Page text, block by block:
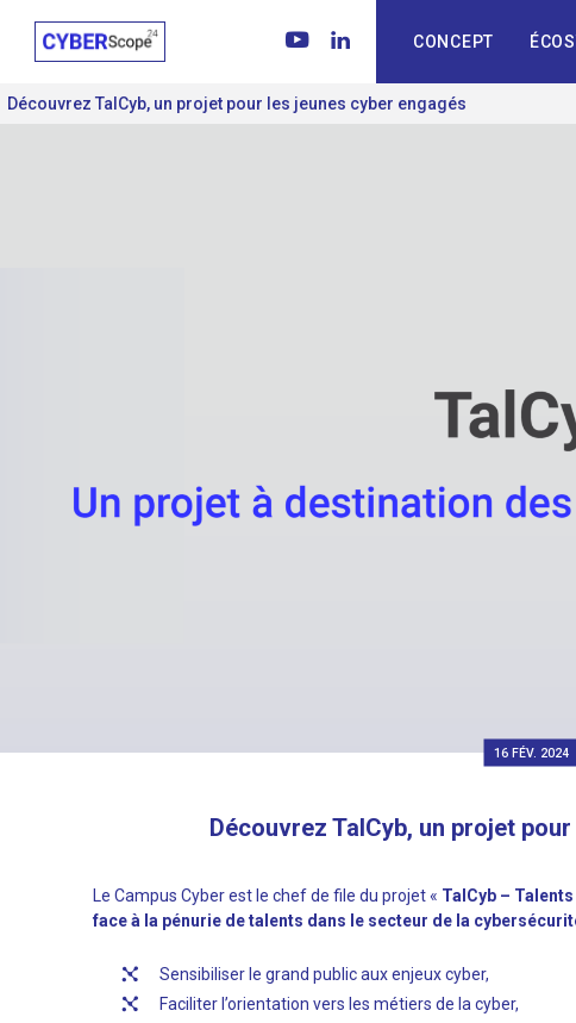
CONCEPT
Découvrez TalCyb, un projet pour les jeunes cyber engagés
Découvrez TalCyb, un projet
16 FÉV. 2024
Le Campus Cyber est le chef de file du projet « TalCyb – Talents
face à la pénurie de talents dans le secteur de la
Sensibiliser le grand public aux enjeux cyber,
Faciliter l’orientation vers les métiers de la cyber,